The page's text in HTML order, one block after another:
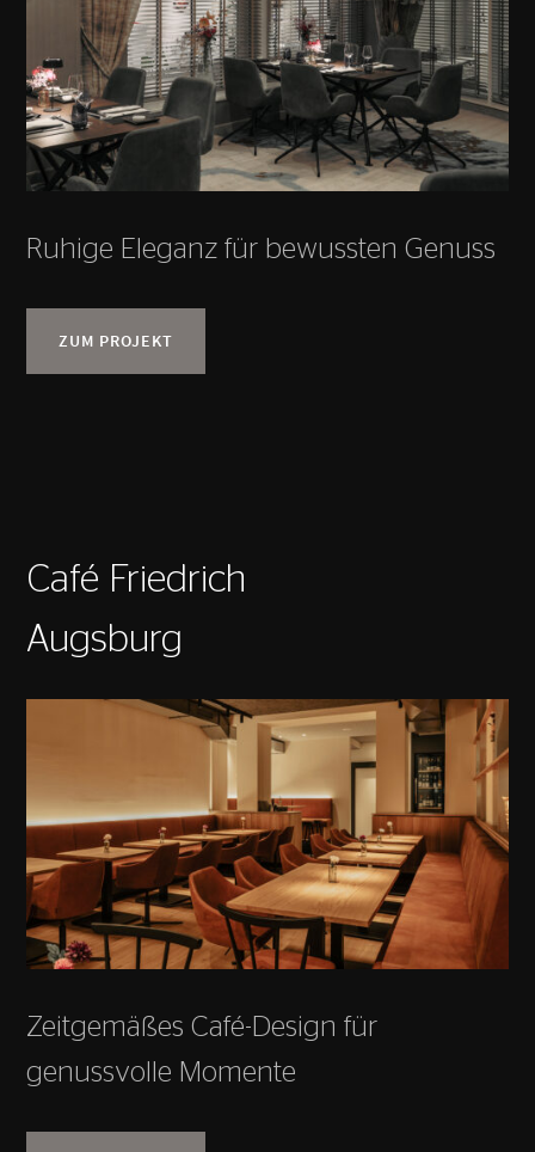
Ruhige Eleganz für bewussten Genuss
ZUM PROJEKT
Café Friedrich
Augsburg
Zeitgemäßes Café-Design für
genussvolle Momente